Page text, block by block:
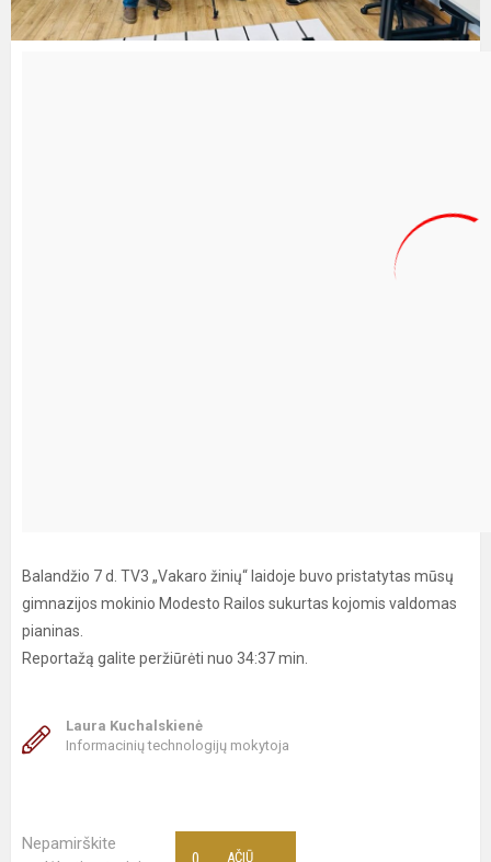
Balandžio 7 d. TV3 „Vakaro žinių“ laidoje buvo pristatytas mūsų
gimnazijos mokinio Modesto Railos sukurtas kojomis valdomas
pianinas.
Reportažą galite peržiūrėti nuo 34:37 min.
Laura Kuchalskienė
Informacinių technologijų mokytoja
Nepamirškite
AČIŪ